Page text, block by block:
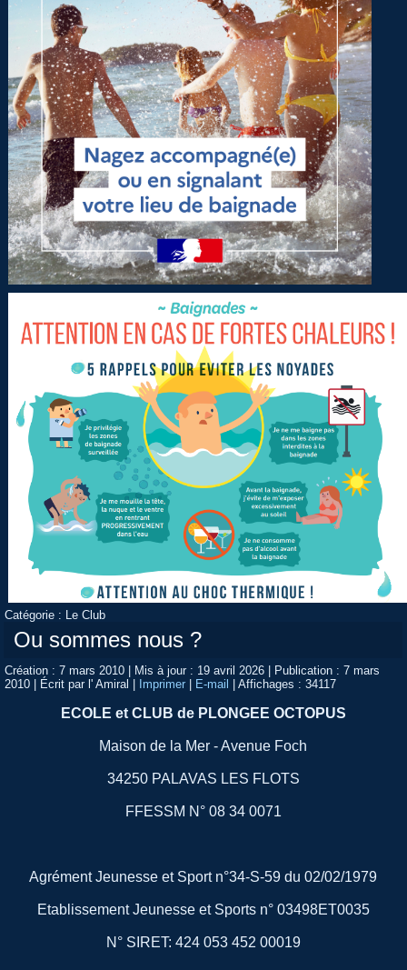
Catégorie : Le Club
Ou sommes nous ?
Création : 7 mars 2010 Mis à jour : 19 avril 2026
Publication : 7 mars
2010
Écrit par l' Amiral Imprimer E-mail |Affichages : 34117
ECOLE et CLUB de PLONGEE OCTOPUS
Maison de la Mer - Avenue Foch
34250 PALAVAS LES FLOTS
FFESSM N° 08 34 0071
Agrément Jeunesse et Sport n°34-S-59 du 02/02/1979
Etablissement Jeunesse et Sports n° 03498ET0035
N° SIRET: 424 053 452 00019